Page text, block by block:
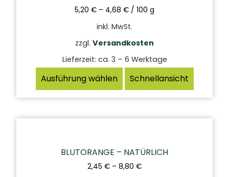
5,20 € – 4,68 € / 100 g
inkl. MwSt.
zzgl. Versandkosten
Lieferzeit: ca. 3 – 6 Werktage
Ausführung wählen Schnellansicht
BLUTORANGE – NATÜRLICH
2,45 € – 8,80 €